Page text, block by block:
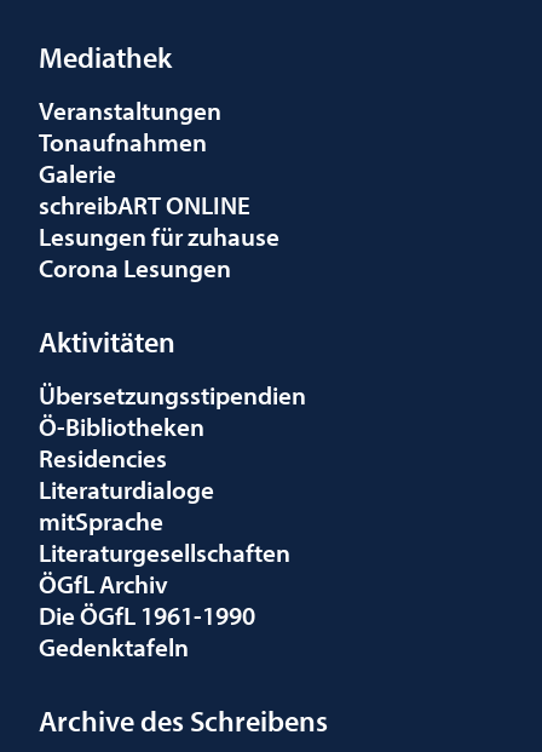
Mediathek
Veranstaltungen
Tonaufnahmen
Galerie
schreibART ONLINE
Lesungen für zuhause
Corona Lesungen
Aktivitäten
Übersetzungsstipendien
Ö-Bibliotheken
Residencies
Literaturdialoge
mitSprache
Literaturgesellschaften
ÖGfL Archiv
Die ÖGfL 1961-1990
Gedenktafeln
Archive des Schreibens